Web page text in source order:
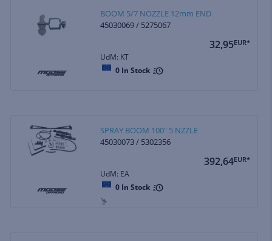
BOOM 5/7 NOZZLE 12mm END
45030069 / 5275067
32,95EUR*
UdM: KT
0 In Stock
SPRAY BOOM 100" 5 NZZLE
45030073 / 5302356
392,64EUR*
UdM: EA
0 In Stock